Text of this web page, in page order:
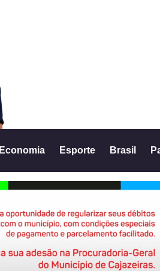
Economia Esporte Brasil